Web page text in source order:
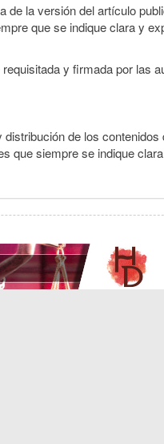
de la versión del artículo
que se indique clara y
y firmada por las
de los contenidos
que siempre se indique